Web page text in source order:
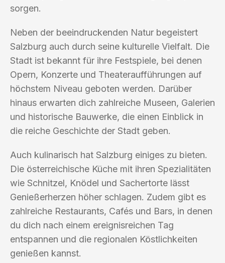
sorgen.
Neben der beeindruckenden Natur begeistert
Salzburg auch durch seine kulturelle Vielfalt. Die
Stadt ist bekannt für ihre Festspiele, bei denen
Opern, Konzerte und Theateraufführungen auf
höchstem Niveau geboten werden. Darüber
hinaus erwarten dich zahlreiche Museen, Galerien
und historische Bauwerke, die einen Einblick in
die reiche Geschichte der Stadt geben.
Auch kulinarisch hat Salzburg einiges zu bieten.
Die österreichische Küche mit ihren Spezialitäten
wie Schnitzel, Knödel und Sachertorte lässt
Genießerherzen höher schlagen. Zudem gibt es
zahlreiche Restaurants, Cafés und Bars, in denen
du dich nach einem ereignisreichen Tag
entspannen und die regionalen Köstlichkeiten
genießen kannst.